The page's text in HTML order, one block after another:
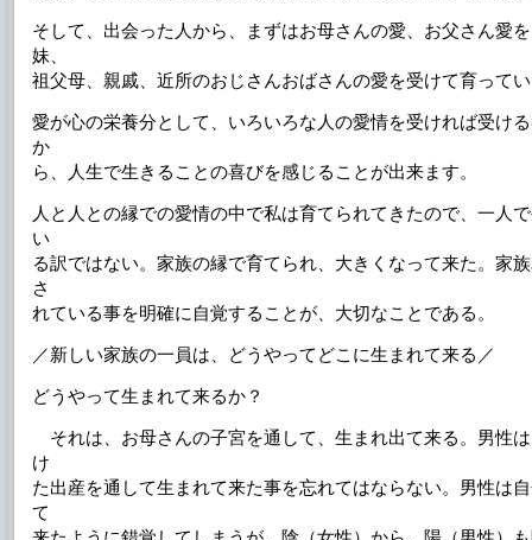
そして、出会った人から、まずはお母さんの愛、お父さん愛
妹、
祖父母、親戚、近所のおじさんおばさんの愛を受けて育って
愛が心の栄養分として、いろいろな人の愛情を受ければ受け
か
ら、人生で生きることの喜びを感じることが出来ます。
人と人との縁での愛情の中で私は育てられてきたので、一人
い
る訳ではない。家族の縁で育てられ、大きくなって来た。家
さ
れている事を明確に自覚することが、大切なことである。
／新しい家族の一員は、どうやってどこに生まれて来る／
どうやって生まれて来るか？
それは、お母さんの子宮を通して、生まれ出て来る。男性
け
た出産を通して生まれて来た事を忘れてはならない。男性は
て